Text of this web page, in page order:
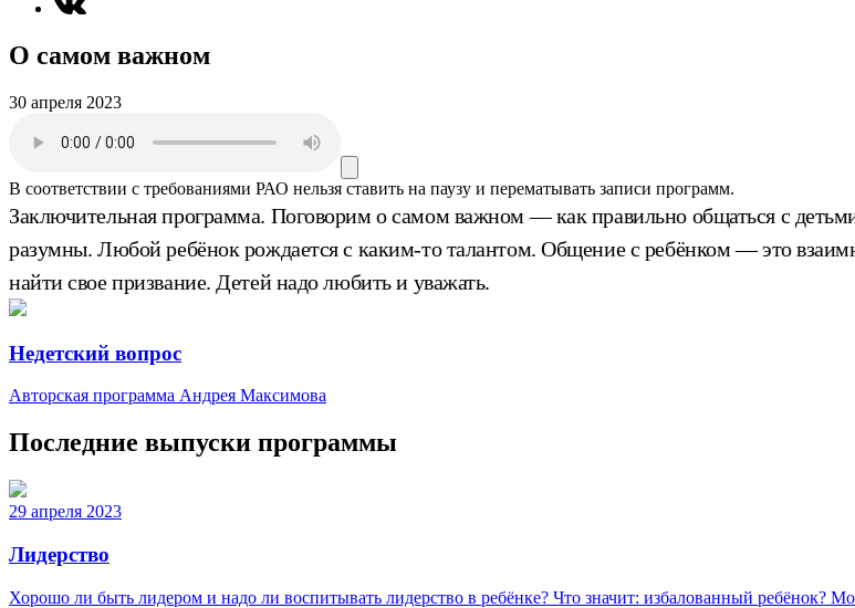
О самом важном
30 апреля 2023
В соответствии с требованиями РАО нельзя ставить на паузу и перематывать записи программ.
Заключительная программа. Поговорим о самом важном — как правильно общаться с
разумны. Любой ребёнок рождается с каким-то талантом. Общение с ребёнком — это
найти свое призвание. Детей надо любить и уважать.
Недетский вопрос
Авторская программа Андрея Максимова
Последние выпуски программы
29 апреля 2023
Лидерство
Хорошо ли быть лидером и надо ли воспитывать лидерство в ребёнке? Что значит: избалованный ребёнок?